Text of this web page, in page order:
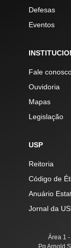
Defesas
Eventos
Fale
Ouvidoria
Mapas
Legislação
USP
Reitoria
Código de
Anuário
Jornal da
Área 1
Pq Arnold